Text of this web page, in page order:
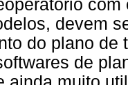
devem
do plano de
de